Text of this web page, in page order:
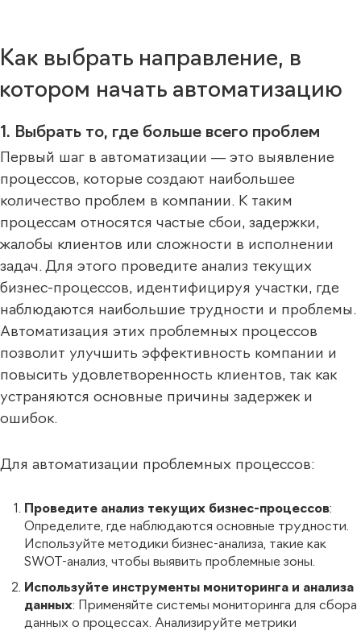
Как выбрать направление, в
котором начать автоматизацию
1. Выбрать то, где больше всего проблем
Первый шаг в автоматизации — это выявление
процессов, которые создают наибольшее
количество проблем в компании. К таким
процессам относятся частые сбои, задержки,
жалобы клиентов или сложности в исполнении
задач. Для этого проведите анализ текущих
бизнес-процессов, идентифицируя участки, где
наблюдаются наибольшие трудности и проблемы.
Автоматизация этих проблемных процессов
позволит улучшить эффективность компании и
повысить удовлетворенность клиентов, так как
устраняются основные причины задержек и
ошибок.
Для автоматизации проблемных процессов:
Проведите анализ текущих бизнес-процессов:
Определите, где наблюдаются основные трудности.
Используйте методики бизнес-анализа, такие как
SWOT-анализ, чтобы выявить проблемные зоны.
Используйте инструменты мониторинга и анализа
данных: Применяйте системы мониторинга для сбора
данных о процессах. Анализируйте метрики